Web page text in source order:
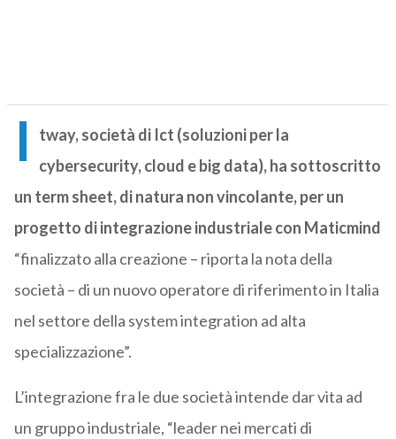
I
tway, società di Ict (soluzioni per la
cybersecurity, cloud e big data), ha sottoscritto
un term sheet, di natura non vincolante, per un
progetto di integrazione industriale con Maticmind
“finalizzato alla creazione – riporta la nota della
società – di un nuovo operatore di riferimento in Italia
nel settore della system integration ad alta
specializzazione”.
L’integrazione fra le due società intende dar vita ad
un gruppo industriale, “leader nei mercati di